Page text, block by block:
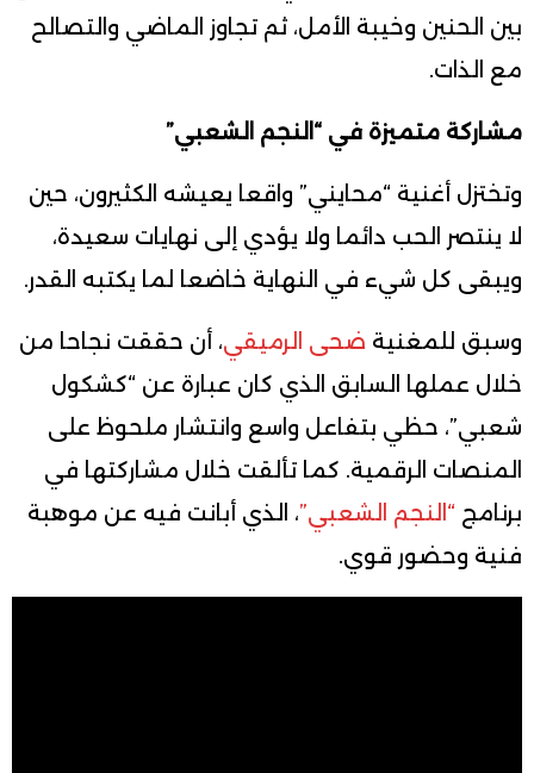
بين الحنين وخيبة الأمل، ثم تجاوز الماضي والتصالح
مع الذات.
مشاركة متميزة في “النجم الشعبي”
وتختزل أغنية “محايني” واقعا يعيشه الكثيرون، حين
لا ينتصر الحب دائما ولا يؤدي إلى نهايات سعيدة،
ويبقى كل شيء في النهاية خاضعا لما يكتبه القدر.
وسبق للمغنية ضحى الرميقي، أن حققت نجاحا من
خلال عملها السابق الذي كان عبارة عن “كشكول
شعبي”، حظي بتفاعل واسع وانتشار ملحوظ على
المنصات الرقمية. كما تألقت خلال مشاركتها في
برنامج “النجم الشعبي”، الذي أبانت فيه عن موهبة
فنية وحضور قوي.